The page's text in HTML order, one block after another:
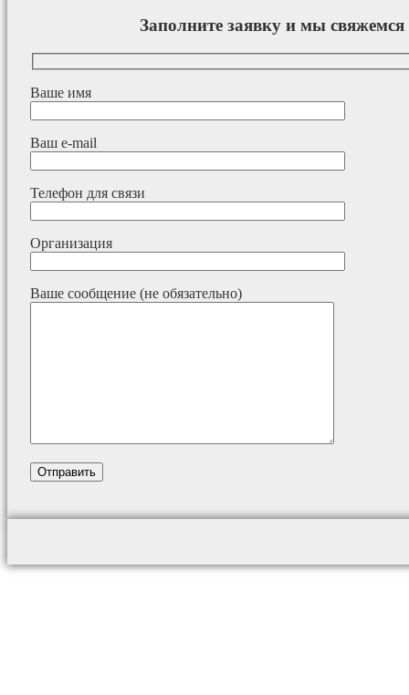
Заполните заявку и мы
Ваше имя
Ваш e-mail
Телефон для связи
Организация
Ваше сообщение (не обязательно)